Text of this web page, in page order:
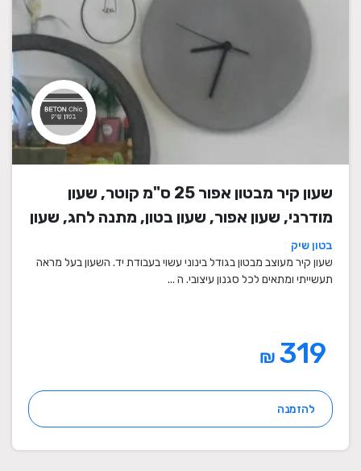
שעון קיר מבטון אפור 25 ס"מ קוטר, שעון
מודרני, שעון אפור, שעון בטון, מתנה לחג, שעון
מעוצב, שעון מיוחד, שעון תעשייתי, שעון לסלון,
שעון קיר
בטון שיק
שעון קיר מעוצב מבטון בגודל בינוני עשוי בעבודת יד. השעון בעל מראה
תעשייתי ומתאים לכל סגנון עיצובי. ה ...
₪
להזמנה